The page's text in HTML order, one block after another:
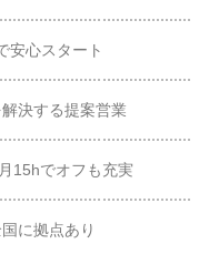
安心スタート
決する提案営業
15hでオフも充実
に拠点あり